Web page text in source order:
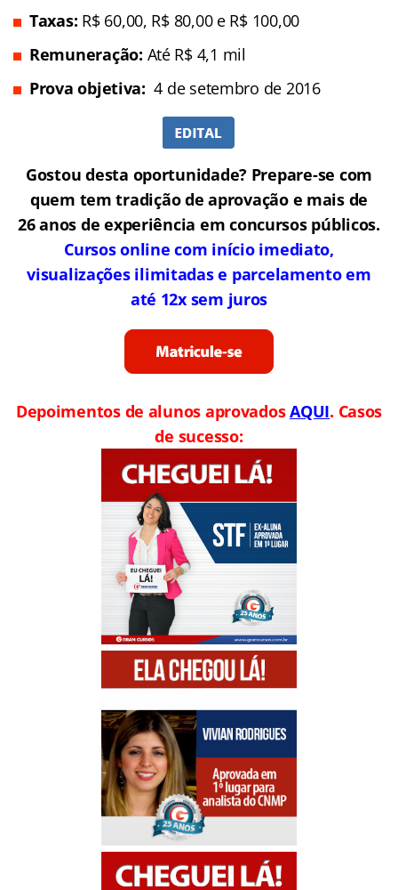
Taxas: R$ 60,00, R$ 80,00 e R$ 100,00
Remuneração: Até R$ 4,1 mil
Prova objetiva: 4 de setembro de 2016
Gostou desta oportunidade? Prepare-se com
quem tem tradição de aprovação e mais de
26 anos de experiência em concursos públicos.
Cursos online com início imediato,
visualizações ilimitadas e parcelamento em
até 12x sem juros
Depoimentos de alunos aprovadosAQUI. Casos
de sucesso: